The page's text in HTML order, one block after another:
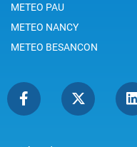
METEO PAU
METEO NANCY
METEO BESANCON